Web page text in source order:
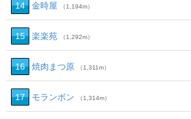
14 金時屋 （1,194m）
15 楽楽苑 （1,292m）
16 焼肉まつ原 （1,311m）
17 モランボン （1,314m）